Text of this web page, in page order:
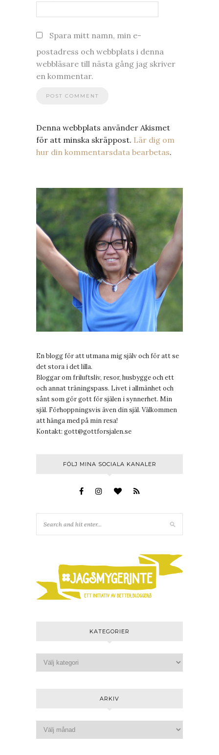
Spara mitt namn, min e-
postadress och webbplats i denna
webbläsare till nästa gång jag skriver
en kommentar.
Denna webbplats använder Akismet
för att minska skräppost. Lär dig om
hur din kommentarsdata bearbetas.
En blogg för att utmana mig själv och för att se
det stora i det lilla.
Bloggar om friluftsliv, resor, husbygge och ett
och annat träningspass. Livet i allmänhet och
sånt som gör gott för själen i synnerhet. Min
själ. Förhoppningsvis även din själ. Välkommen
att hänga med på min resa!
Kontakt: gott@gottforsjalen.se
FÖLJ MINA SOCIALA KANALER
KATEGORIER
ARKIV